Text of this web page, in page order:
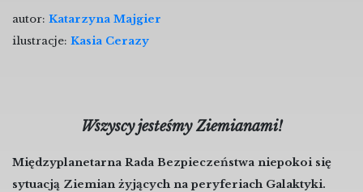
autor: Katarzyna Majgier
ilustracje: Kasia Cerazy
Wszyscy jesteśmy Ziemianami!
Międzyplanetarna Rada Bezpieczeństwa niepokoi się
sytuacją Ziemian żyjących na peryferiach Galaktyki.